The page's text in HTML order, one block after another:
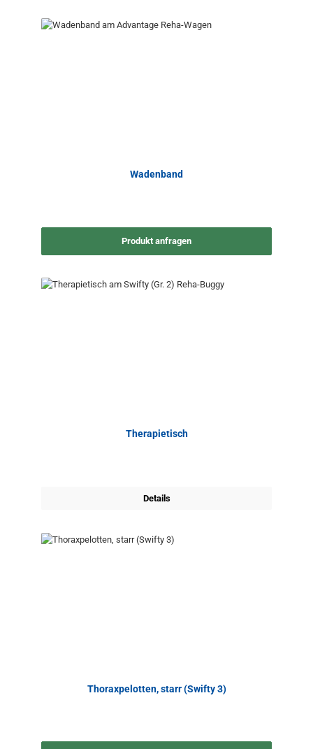
Wadenband
Produkt anfragen
Therapietisch
Details
Thoraxpelotten, starr (Swifty 3)